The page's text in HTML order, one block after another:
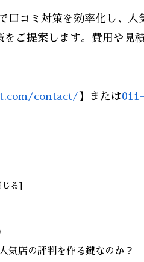
コミ対策を効率化し、人
ご提案します。費用や見
contact/ 】または
気店の評判を作る鍵なのか？